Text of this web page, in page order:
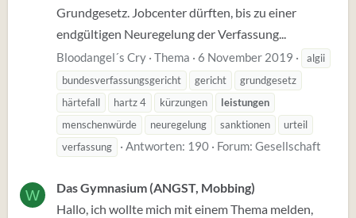
Grundgesetz. Jobcenter dürften, bis zu einer
endgültigen Neuregelung der Verfassung...
Bloodangel´s Cry Thema 6 November 2019
algii
bundesverfassungsgericht
gericht
grundgesetz
härtefall
hartz 4 kürzungen
leistungen
menschenwürde
neuregelung sanktionen
urteil
verfassung
Antworten: 190 Forum: Gesellschaft
W
Das Gymnasium (ANGST, Mobbing)
Hallo, ich wollte mich mit einem Thema melden,